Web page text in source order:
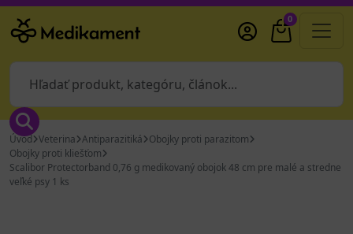
0
Úvod Veterina Antiparazitiká Obojky proti parazitom
Obojky proti kliešťom
Scalibor Protectorband 0,76 g medikovaný obojok 48 cm pre malé a stredne
veľké psy 1 ks